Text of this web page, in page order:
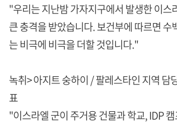
"우리는 지난밤 가자지구에서 발생한 이스
큰 충격을 받았습니다. 보건부에 따르면 수
는 비극에 비극을 더할 것입니다."
녹취> 아지트 숭하이 / 팔레스타인 지역 담
표
"이스라엘 군이 주거용 건물과 학교, IDP